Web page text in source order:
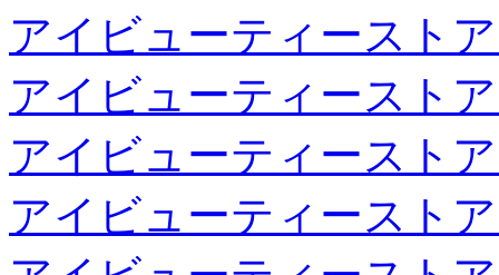
アイビューティースト
アイビューティースト
アイビューティースト
アイビューティースト